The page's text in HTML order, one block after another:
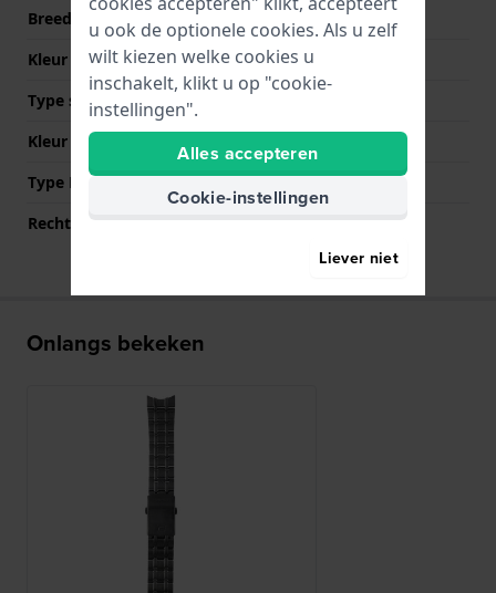
Breedte bandaanzet
22 mm
Kleur Band
Zwart
Type sluiting
Vouwsluiting
Kleur sluiting
Type Bevestiging
Bandpennen
Rechte aanzet
Nee
Onlangs bekeken
u ook de optionele cookies. Als u zelf
wilt kiezen welke cookies u
inschakelt, klikt u op "cookie-
instellingen".
Alles accepteren
Cookie-instellingen
Liever niet